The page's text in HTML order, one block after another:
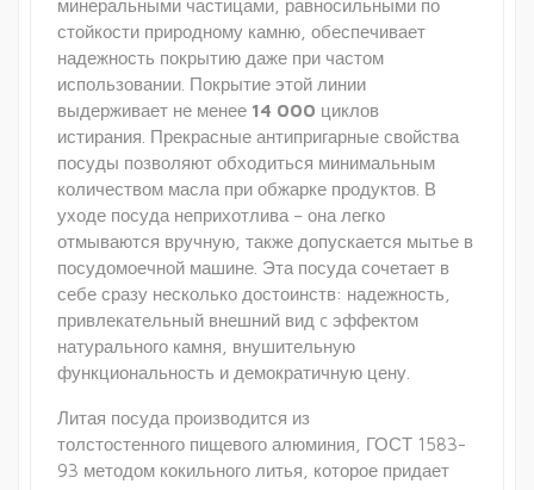
минеральными частицами, равносильными по
стойкости природному камню, обеспечивает
надежность покрытию даже при частом
использовании. Покрытие этой линии
выдерживает не менее 14 000 циклов
истирания. Прекрасные антипригарные свойства
посуды позволяют обходиться минимальным
количеством масла при обжарке продуктов. В
уходе посуда неприхотлива – она легко
отмываются вручную, также допускается мытье в
посудомоечной машине. Эта посуда сочетает в
себе сразу несколько достоинств: надежность,
привлекательный внешний вид c эффектом
натурального камня, внушительную
функциональность и демократичную цену.
Литая посуда производится из
толстостенного пищевого алюминия, ГОСТ 1583-
93 методом кокильного литья, которое придает